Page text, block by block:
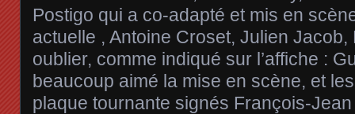
Postigo qui a co-adapté et mis en
actuelle , Antoine Croset, Julien
oublier, comme indiqué sur l’affiche :
beaucoup aimé la mise en scène, et
plaque tournante signés François-